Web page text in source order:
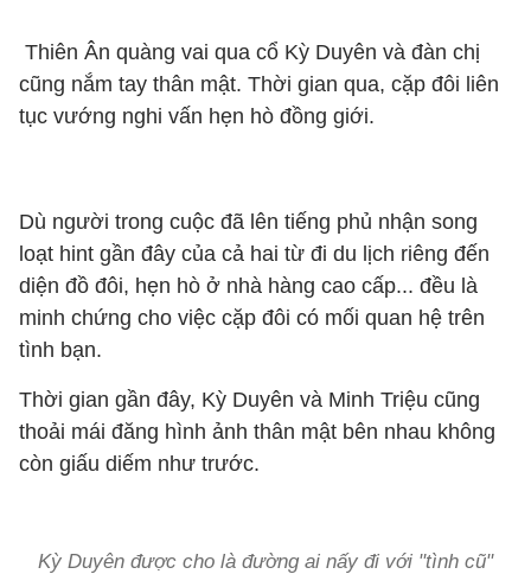
Thiên Ân quàng vai qua cổ Kỳ Duyên và đàn chị
cũng nắm tay thân mật. Thời gian qua, cặp đôi liên
tục vướng nghi vấn hẹn hò đồng giới.
Dù người trong cuộc đã lên tiếng phủ nhận song
loạt hint gần đây của cả hai từ đi du lịch riêng đến
diện đồ đôi, hẹn hò ở nhà hàng cao cấp... đều là
minh chứng cho việc cặp đôi có mối quan hệ trên
tình bạn.
Thời gian gần đây, Kỳ Duyên và Minh Triệu cũng
thoải mái đăng hình ảnh thân mật bên nhau không
còn giấu diếm như trước.
Kỳ Duyên được cho là đường ai nấy đi với "tình cũ"